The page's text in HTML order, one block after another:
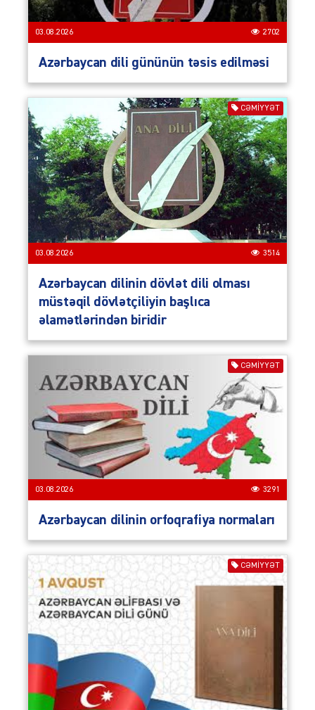
03.08.2026 2702
Azərbaycan dili gününün təsis edilməsi
CƏMIYYƏT
03.08.2026 3514
Azərbaycan dilinin dövlət dili olması
müstəqil dövlətçiliyin başlıca
əlamətlərindən biridir
CƏMIYYƏT
03.08.2026 3291
Azərbaycan dilinin orfoqrafiya normaları
CƏMIYYƏT